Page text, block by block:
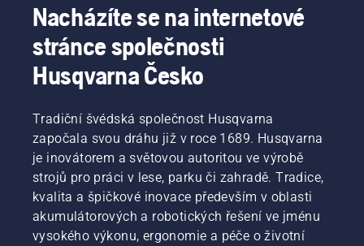
Nacházíte se na internetové
stránce společnosti
Husqvarna Česko
Tradiční švédská společnost Husqvarna
započala svou dráhu již v roce 1689. Husqvarna
je inovátorem a světovou autoritou ve výrobě
strojů pro práci v lese, parku či zahradě. Tradice,
kvalita a špičkové inovace především v oblasti
akumulátorových a robotických řešení ve jménu
vysokého výkonu, ergonomie a péče o životní